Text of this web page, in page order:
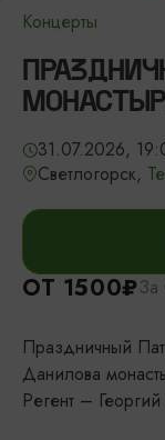
Концерты
31.07.2026,
Светлогорск,
ОТ 1500₽За
Праздничный
Данилова
Регент –